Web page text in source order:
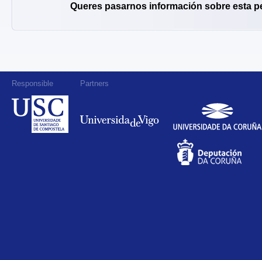
Queres pasarnos información sobre esta
Responsible Partners